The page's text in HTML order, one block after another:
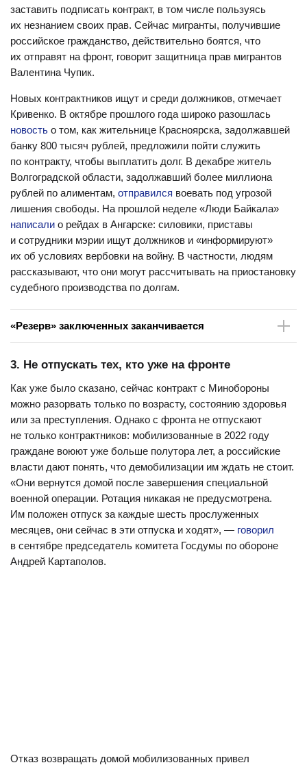
заставить подписать контракт, в том числе пользуясь
их незнанием своих прав. Сейчас мигранты, получившие
российское гражданство, действительно боятся, что
их отправят на фронт, говорит защитница прав мигрантов
Валентина Чупик.
Новых контрактников ищут и среди должников, отмечает
Кривенко. В октябре прошлого года широко разошлась
новость о том, как жительнице Красноярска, задолжавшей
банку 800 тысяч рублей, предложили пойти служить
по контракту, чтобы выплатить долг. В декабре житель
Волгоградской области, задолжавший более миллиона
рублей по алиментам, отправился воевать под угрозой
лишения свободы. На прошлой неделе «Люди Байкала»
написали о рейдах в Ангарске: силовики, приставы
и сотрудники мэрии ищут должников и «информируют»
их об условиях вербовки на войну. В частности, людям
рассказывают, что они могут рассчитывать на приостановку
судебного производства по долгам.
«Резерв» заключенных заканчивается
заключенные. Еще в первые месяцы войны набирать
их начала ЧВК Вагнера Евгения Пригожина, потом
к вербовке подключилось Минобороны. В феврале 2023
года Пригожин заявил, что набор осужденных в его ЧВК
прекращен — с тех пор этим занимаются военные.
В первый год войны на фронт были завербованы десятки
тысяч заключенных — об этом в январе 2023-го говорили
глава «Руси сидящей»Ольга Романоваи представитель
Совета национальной безопасности СШАДжон Кирби.
В последние месяцы набор осужденных, вероятно, заметно
сократился, в частности, об этомписала«Новая газета
Европа». Главных причин две. Во-первых, большинство
3. Не отпускать тех, кто уже на фронте
Как уже было сказано, сейчас контракт с Минобороны
можно разорвать только по возрасту, состоянию здоровья
или за преступления. Однако с фронта не отпускают
не только контрактников: мобилизованные в 2022 году
граждане воюют уже больше полутора лет, а российские
власти дают понять, что демобилизации им ждать не стоит.
«Они вернутся домой после завершения специальной
военной операции. Ротация никакая не предусмотрена.
Им положен отпуск за каждые шесть прослуженных
месяцев, они сейчас в эти отпуска и ходят», — говорил
в сентябре председатель комитета Госдумы по обороне
Андрей Картаполов.
Отказ возвращать домой мобилизованных привел